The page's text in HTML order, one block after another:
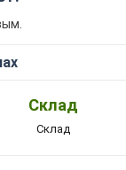
Склад
Склад